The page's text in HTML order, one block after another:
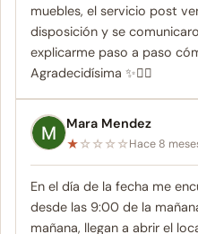
muebles, el servicio post
disposición y se
explicarme paso a paso
Agradecidísima ✨👌🏼
Mara Mendez
★☆☆☆☆Hace 8
En el día de la fecha me
desde las 9:00 de la
mañana, llegan a abrir el